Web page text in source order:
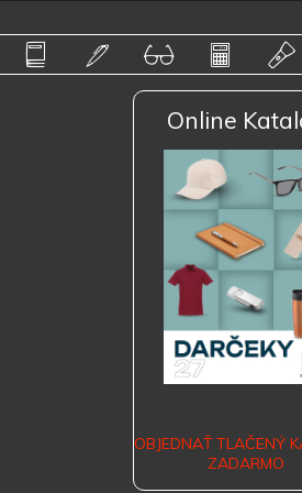
Online
OBJEDNAŤ TLAČENÝ
ZADARMO